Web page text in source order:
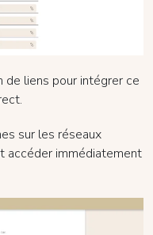
liens pour intégrer ce
sur les réseaux
accéder immédiatement